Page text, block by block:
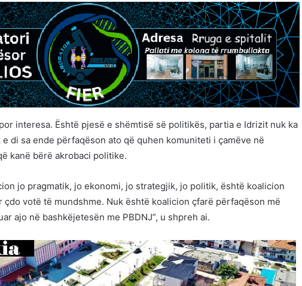
interesa. Është pjesë e shëmtisë së politikës, partia e Idrizit nuk ka
e di sa ende përfaqëson ato që quhen komuniteti i çamëve në
kanë bërë akrobaci politike.
jo pragmatik, jo ekonomi, jo strategjik, jo politik, është koalicion
votë të mundshme. Nuk është koalicion çfarë përfaqëson më
ajo në bashkëjetesën me PBDNJ”, u shpreh ai.